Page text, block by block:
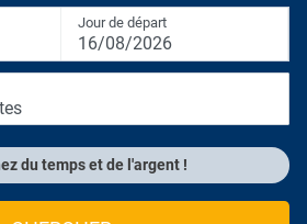
Jour de départ
16/08/2026
du temps et de l'argent !